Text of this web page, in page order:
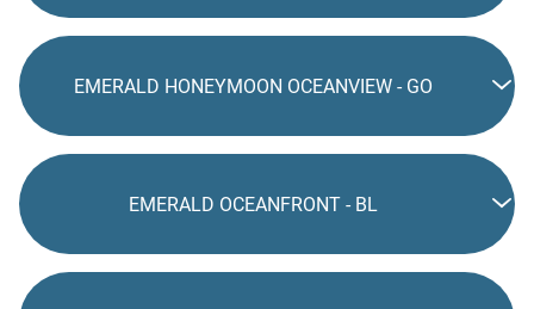
EMERALD HONEYMOON OCEANVIEW - GO
EMERALD OCEANFRONT - BL